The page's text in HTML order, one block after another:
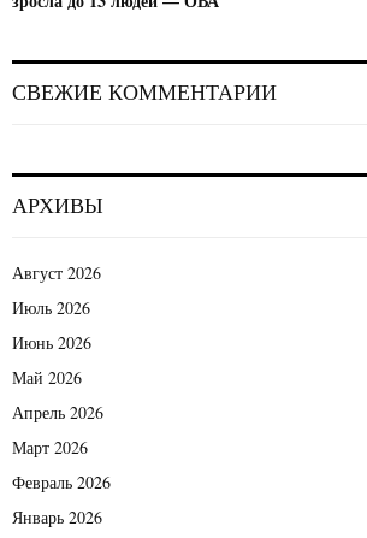
СВЕЖИЕ КОММЕНТАРИИ
АРХИВЫ
Август 2026
Июль 2026
Июнь 2026
Май 2026
Апрель 2026
Март 2026
Февраль 2026
Январь 2026